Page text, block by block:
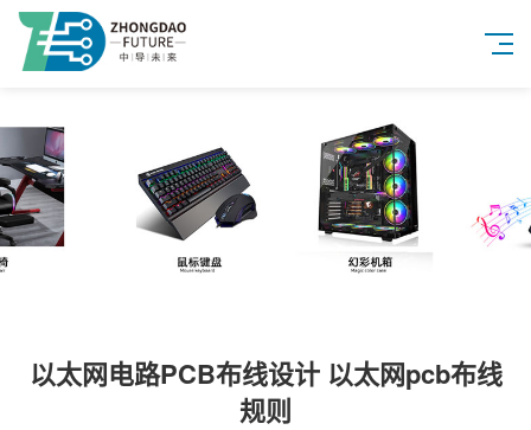
以太网电路PCB布线设计 以太网pcb布线
规则